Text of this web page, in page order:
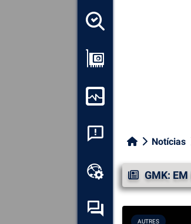
Kit de
Fórum de
Notícias
GMK: EM
AUTRES